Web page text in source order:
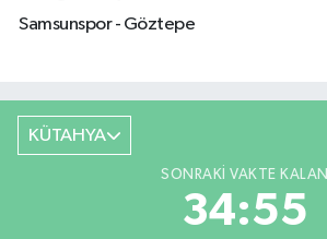
Samsunspor - Göztepe
KÜTAHYA
SONRAKI VAKTE KALAN
34:54